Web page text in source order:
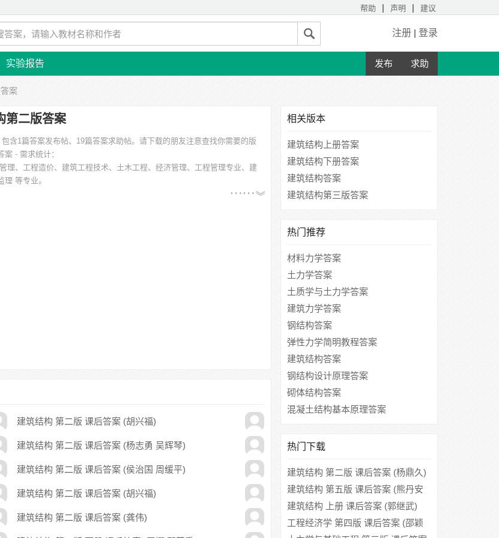
帮助 | 声明 | 建议
注册 | 登录
实验报告 发布 求助
案
第二版答案
含1篇答案发布帖、19篇答案求助帖。请下载的朋友注意查找你需要的版
案 - 需求统计：
理、工程造价、建筑工程技术、土木工程、经济管理、工程管理专业、建
等专业。
汉石油学院、福州大学至诚学院、昆明理工大学、韶关学院、郑州大学佛罗
院 等。
建筑结构 第二版 课后答案 (胡兴福)
建筑结构 第二版 课后答案 (杨志勇 吴辉琴)
建筑结构 第二版 课后答案 (侯治国 周缓平)
建筑结构 第二版 课后答案 (胡兴福)
建筑结构 第二版 课后答案 (龚伟)
相关版本
建筑结构上册答案
建筑结构下册答案
建筑结构答案
建筑结构第三版答案
热门推荐
材料力学答案
土力学答案
土质学与土力学答案
建筑力学答案
钢结构答案
弹性力学简明教程答案
建筑结构答案
钢结构设计原理答案
砌体结构答案
混凝土结构基本原理答案
热门下载
建筑结构 第二版 课后答案 (杨鼎久)
建筑结构 第五版 课后答案 (熊丹安
程志勇)
建筑结构 上册 课后答案 (郭继武)
工程经济学 第四版 课后答案 (邵颖